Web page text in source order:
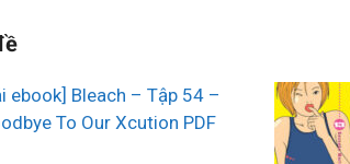
ebook] Bleach – Tập 54 –
To Our Xcution PDF